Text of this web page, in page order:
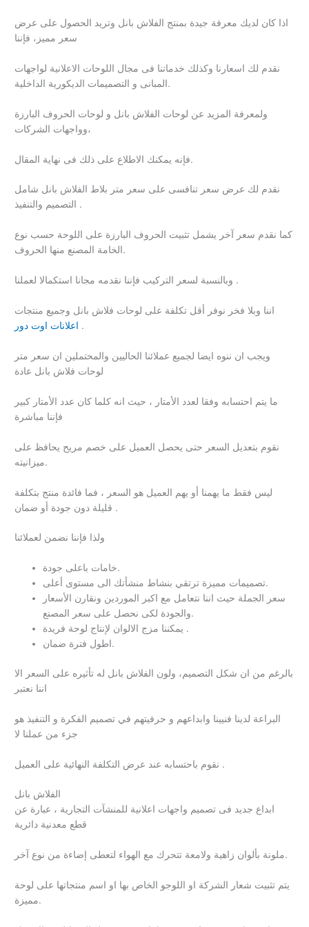
اذا كان لديك معرفة جيدة بمنتج الفلاش بانل وتريد الحصول على عرض
سعر مميز، فإننا
نقدم لك اسعارنا وكذلك خدماتنا فى مجال اللوحات الاعلانية لواجهات
المبانى و التصميمات الديكورية الداخلية.
ولمعرفة المزيد عن لوحات الفلاش بانل و لوحات الحروف البارزة
وواجهات الشركات،
فإنه يمكنك الاطلاع على ذلك فى نهاية المقال.
نقدم لك عرض سعر تنافسى على سعر متر بلاط الفلاش بانل شامل
التصميم والتنفيذ .
كما نقدم سعر آخر يشمل تثبيت الحروف البارزة على اللوحة حسب نوع
الخامة المصنع منها الحروف.
وبالنسبة لسعر التركيب فإننا نقدمه مجانا استكمالا لعملنا .
اننا وبلا فخر نوفر أقل تكلفة على لوحات فلاش بانل وجميع منتجات
اعلانات اوت دور .
ويجب ان ننوه ايضا لجميع عملائنا الحاليين والمحتملين ان سعر متر
لوحات فلاش بانل عادة
ما يتم احتسابه وفقا لعدد الأمتار ، حيث انه كلما كان عدد الأمتار كبير
فإننا مباشرة
نقوم بتعديل السعر حتى يحصل العميل على خصم مريح يحافظ على
ميزانيته.
ليس فقط ما يهمنا أو يهم العميل هو السعر ، فما فائدة منتج بتكلفة
قليلة دون جودة أو ضمان .
ولذا فإننا نضمن لعملائنا
خامات باعلى جودة.
تصميمات مميزة ترتقي بنشاط منشأتك الى مستوى أعلى.
سعر الجملة حيث اننا نتعامل مع اكبر الموردين ونقارن الأسعار
والجودة لكى نحصل على سعر المصنع.
يمكننا مزج الالوان لإنتاج لوحة فريدة .
اطول فترة ضمان.
بالرغم من ان شكل التصميم، ولون الفلاش بانل له تأثيره على السعر الا
اننا نعتبر
البراعة لدينا فنيينا وابداعهم و حرفيتهم في تصميم الفكرة و التنفيذ هو
جزء من عملنا لا
نقوم باحتسابه عند عرض التكلفة النهائية على العميل .
الفلاش بانل
ابداع جديد فى تصميم واجهات اعلانية للمنشآت التجارية ، عبارة عن
قطع معدنية دائرية
ملونة بألوان زاهية ولامعة تتحرك مع الهواء لتعطى إضاءة من نوع آخر.
يتم تثبيت شعار الشركة او اللوجو الخاص بها او اسم منتجاتها على لوحة
مميزة.